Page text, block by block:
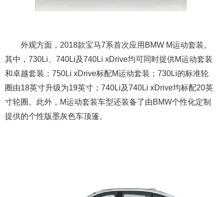
外观方面，2018款宝马7系首次应用BMW M运动套装。
其中，730Li、740Li及740Li xDrive均可同时提供M运动套装
和卓越套装；750Li xDrive标配M运动套装；730Li的标准轮
圈由18英寸升级为19英寸；740Li及740Li xDrive均标配20英
寸轮圈。此外，M运动套装车型还装备了由BMW个性化定制
提供的个性版墨灰色车顶篷。